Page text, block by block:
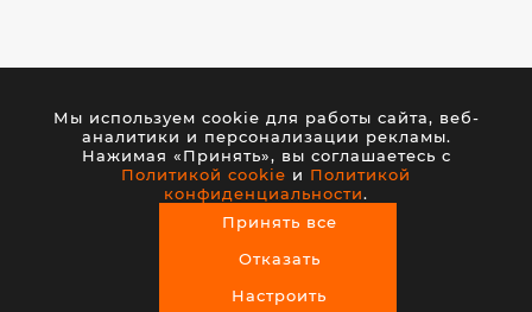
Мы используем cookie для работы сайта, веб-
аналитики и персонализации рекламы.
Нажимая «Принять», вы соглашаетесь с
Политикой cookie и Политикой
конфиденциальности.
Принять все
Отказать
Настроить
каких условиях не является публичной офертой,
определяемой положениями статьи 437 (2) ГК РФ.
© 2026 ООО «ШАФТ». Все права защищены.